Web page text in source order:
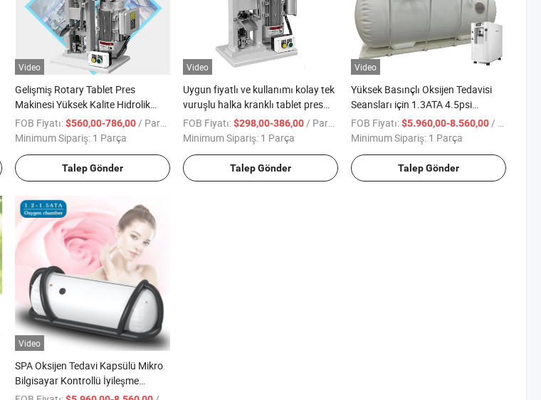
Video
Gelişmiş Rotary Tablet Pres
Makinesi Yüksek Kalite Hidrolik
Otomatik Tuz Bloku Tablet Presi
Vurma Kabartma Makinesi
FOB Fiyatı:$560,00-786,00/ Parça
Minimum Sipariş: 1 Parça
Talep Gönder
Video
Uygun fiyatlı ve kullanımı kolay tek
vuruşlu halka kranklı tablet pres
makinesi
FOB Fiyatı:$298,00-386,00/ Parça
Minimum Sipariş: 1 Parça
Talep Gönder
Video
Yüksek Basınçlı Oksijen Tedavisi
Seansları için 1.3ATA 4.5psi
Hiperbarik Oksijen Odası Hbot
Odası Dalış Odası Tekerlekli
FOB Fiyatı:$5.960,00-8.560,00/ Parça
Minimum Sipariş: 1 Parça
Talep Gönder
Video
SPA Oksijen Tedavi Kapsülü Mikro
Bilgisayar Kontrollü İyileşme
Terapisi Hiperbarik Hafif Oksijen